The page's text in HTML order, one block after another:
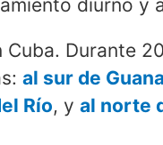
diurno y
Cuba. Durante
al sur de
Río, y al norte